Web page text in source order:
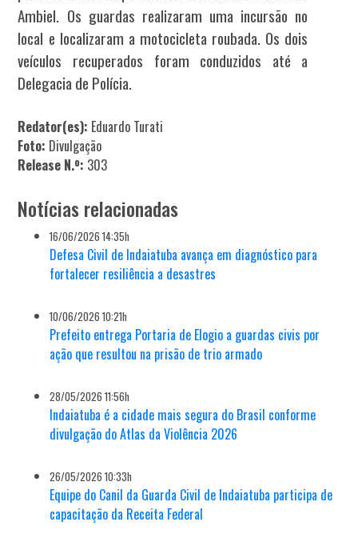
Ambiel. Os guardas realizaram uma incursão no
local e localizaram a motocicleta roubada. Os dois
veículos recuperados foram conduzidos até a
Delegacia de Polícia.
Redator(es): Eduardo Turati
Foto: Divulgação
Release N.º: 303
Notícias relacionadas
16/06/2026 14:35h
Defesa Civil de Indaiatuba avança em diagnóstico para
fortalecer resiliência a desastres
10/06/2026 10:21h
Prefeito entrega Portaria de Elogio a guardas civis por
ação que resultou na prisão de trio armado
28/05/2026 11:56h
Indaiatuba é a cidade mais segura do Brasil conforme
divulgação do Atlas da Violência 2026
26/05/2026 10:33h
Equipe do Canil da Guarda Civil de Indaiatuba participa de
capacitação da Receita Federal